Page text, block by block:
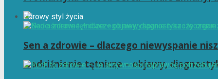
Nadciśnienie tętnicze – objawy,
Zdrowy styl życia
Sen a zdrowie – dlaczego niewyspanie